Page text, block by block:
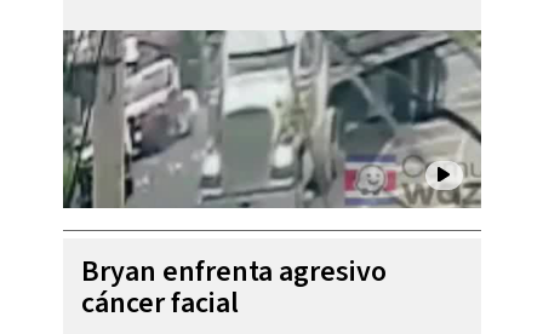
Bryan enfrenta agresivo
cáncer facial